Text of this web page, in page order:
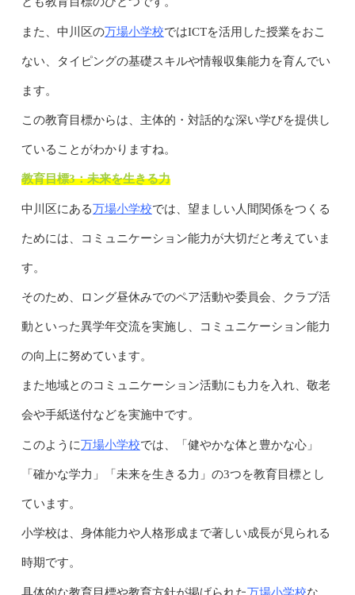
また、中川区の万場小学校ではICTを活用した授業をおこ
ない、タイピングの基礎スキルや情報収集能力を育んでい
ます。
この教育目標からは、主体的・対話的な深い学びを提供し
ていることがわかりますね。
教育目標3：未来を生きる力
中川区にある万場小学校では、望ましい人間関係をつくる
ためには、コミュニケーション能力が大切だと考えていま
す。
そのため、ロング昼休みでのペア活動や委員会、クラブ活
動といった異学年交流を実施し、コミュニケーション能力
の向上に努めています。
また地域とのコミュニケーション活動にも力を入れ、敬老
会や手紙送付などを実施中です。
このように万場小学校では、「健やかな体と豊かな心」
「確かな学力」「未来を生きる力」の3つを教育目標とし
ています。
小学校は、身体能力や人格形成まで著しい成長が見られる
時期です。
万場小学校